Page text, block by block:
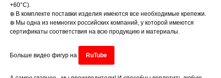
+60°C).
❄️ В комплекте поставки изделия имеются все необходимые крепежи.
❄️ Мы одна из немногих российских компаний, у которой имеются
сертификаты соответствия на всю продукцию и материалы.
Больше видео фигур на RuTube